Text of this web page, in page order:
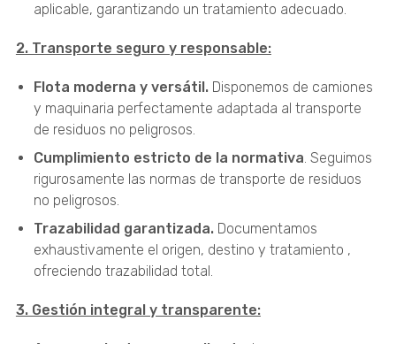
aplicable, garantizando un tratamiento adecuado.
2. Transporte seguro y responsable:
Flota moderna y versátil.Disponemos de camiones
y maquinaria perfectamente adaptada al transporte
de residuos no peligrosos.
Cumplimiento estricto de la normativa. Seguimos
rigurosamente las normas de transporte de residuos
no peligrosos.
Trazabilidad garantizada.Documentamos
exhaustivamente el origen, destino y tratamiento ,
ofreciendo trazabilidad total.
3. Gestión integral y transparente: